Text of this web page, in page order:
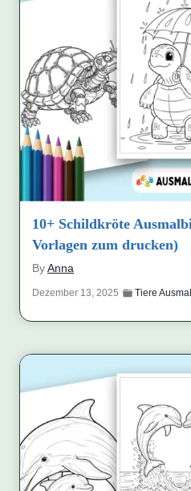
10+ Schildkröte
Vorlagen zum drucken)
ByAnna
Dezember 13, 2025 Tiere